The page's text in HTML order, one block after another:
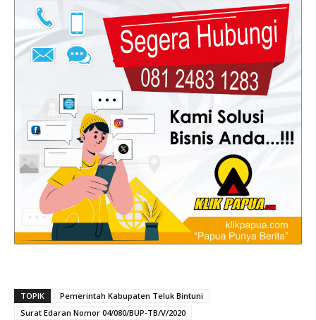
TOPIK
Pemerintah Kabupaten Teluk Bintuni
Surat Edaran Nomor 04/080/BUP-TB/V/2020